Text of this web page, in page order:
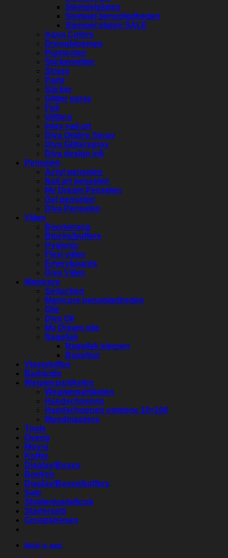
Stempelplaten
Stempel benodigdheden
Stempel platen SALE
Aqua Colors
Droogbloemen
Pigmenten
Stickervellen
Strass
Paint
Sticker
Glitter spray
Foil
Glitters
Inlay nail art
Diva Ombre Spray
Diva Glitterspray
Diva design ink
Penselen
Acryl penselen
Nail art penselen
My Dream Penselen
Gel penselen
Diva Penselen
Vijlen
Boomerang
Blocks/buffers
Hygienic
Flexi vijlen
Emeryboards
Diva Vijlen
Manicure
Seduction
Manicure benodigdheden
Olie
Diva Oil
My Dream olie
Nagellak
Nagellak kleuren
Base/top
Vloeistoffen
Barbicide
Wegwerpartikelen
Wegwerpartikelen
Handschoenen
Handschoenen omdoos 10×100
Mondmaskers
Tools
Overig
Moyra
Koffer
Display/Boxes
Boeken
Display/Boxes/koffers
Sale
Stoelen/zadelkruk
Startersets
Groepslessen
Meld je aan!